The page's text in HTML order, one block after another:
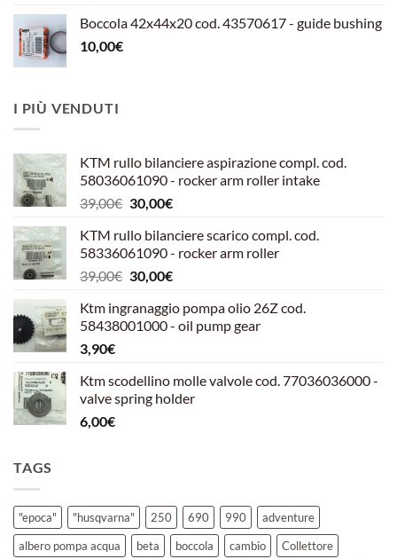
Boccola 42x44x20 cod. 43570617 - guide bushing
10,00€
I PIÙ VENDUTI
KTM rullo bilanciere aspirazione compl. cod.
58036061090 - rocker arm roller intake
39,00€ Il
originale
era:
39,00€.
30,00€Il
attuale
è:
30,00€.
KTM rullo bilanciere scarico compl. cod.
58336061090 - rocker arm roller
39,00€ Il
originale
era:
30,00€Il
attuale
è:
Ktm ingranaggio pompa olio 26Z cod.
58438001000 - oil pump gear
3,90€
Ktm scodellino molle valvole cod. 77036036000 -
valve spring holder
6,00€
TAGS
"epoca" "husqvarna" 250 690 990
adventure
albero pompa acqua
beta boccola cambio
Collettore